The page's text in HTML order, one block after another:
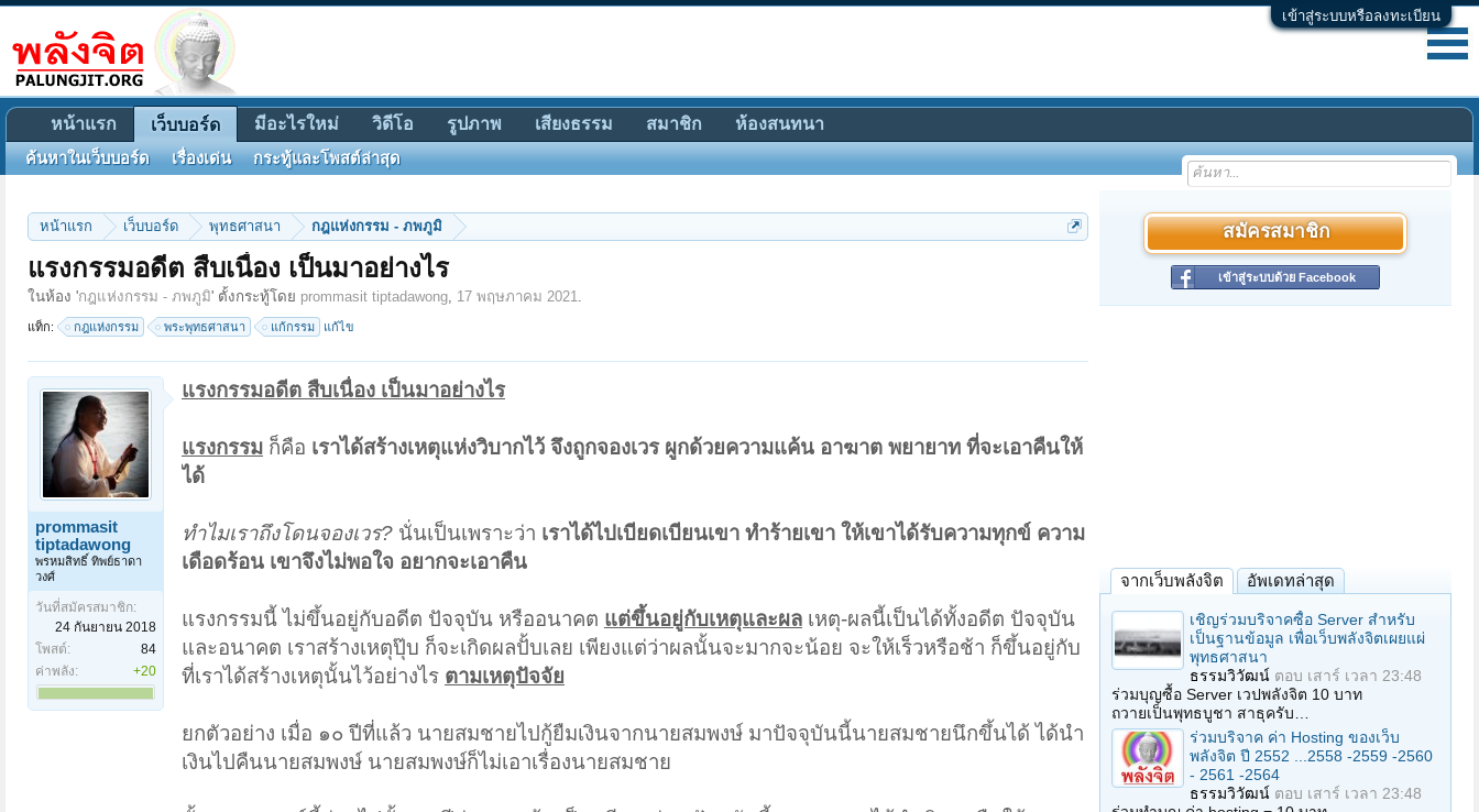
เข้าสู่ระบบหรือลงทะเบียน
หน้าแรก เว็บบอร์ด พุทธศาสนา กฎแห่งกรรม - ภพภูมิ
แรงกรรมอดีต สืบเนื่อง เป็นมาอย่างไร
ในห้อง 'กฎแห่งกรรม - ภพภูมิ' ตั้งกระทู้โดย prommasit tiptadawong, 17 พฤษภาคม 2021.
แท็ก: กฎแห่งกรรม พระพุทธศาสนา แก้กรรม แก้ไข
prommasit
tiptadawong
พรหมสิทธิ์ ทิพย์ธาดา
วงศ์
วันที่สมัครสมาชิก:
24 กันยายน 2018
โพสต์:
84
ค่าพลัง:
+20
แรงกรรมอดีต สืบเนื่อง เป็นมาอย่างไร
แรงกรรม ก็คือ เราได้สร้างเหตุแห่งวิบากไว้ จึงถูกจองเวร ผูกด้วยความแค้น อาฆาต พยายาท ที่จะเอาคืนให้
ได้
ทำไมเราถึงโดนจองเวร? นั่นเป็นเพราะว่า เราได้ไปเบียดเบียนเขา ทำร้ายเขา ให้เขาได้รับความทุกข์ ความ
เดือดร้อน เขาจึงไม่พอใจ อยากจะเอาคืน
แรงกรรมนี้ ไม่ขึ้นอยู่กับอดีต ปัจจุบัน หรืออนาคต แต่ขึ้นอยู่กับเหตุและผล เหตุ-ผลนี้เป็นได้ทั้งอดีต ปัจจุบัน
และอนาคต เราสร้างเหตุปุ๊บ ก็จะเกิดผลปั้บเลย เพียงแต่ว่าผลนั้นจะมากจะน้อย จะให้เร็วหรือช้า ก็ขึ้นอยู่กับ
ที่เราได้สร้างเหตุนั้นไว้อย่างไร ตามเหตุปัจจัย
ยกตัวอย่าง เมื่อ ๑๐ ปีที่แล้ว นายสมชายไปกู้ยืมเงินจากนายสมพงษ์ มาปัจจุบันนี้นายสมชายนึกขึ้นได้ ได้นำ
เงินไปคืนนายสมพงษ์ นายสมพงษ์ก็ไม่เอาเรื่องนายสมชาย
สมัครสมาชิก
เข้าสู่ระบบด้วย Facebook
จากเว็บพลังจิต อัพเดทล่าสุด
เชิญร่วมบริจาคซื้อ Server สำหรับ
เป็นฐานข้อมูล เพื่อเว็บพลังจิตเผยแผ่
พุทธศาสนา
ธรรมวิวัฒน์ ตอบ เสาร์ เวลา 23:48
ร่วมบุญซื้อ Server เวปพลังจิต 10 บาท
ถวายเป็นพุทธบูชา สาธุครับ…
ร่วมบริจาค ค่า Hosting ของเว็บ
พลังจิต ปี 2552 ...2558 -2559 -2560
- 2561 -2564
ธรรมวิวัฒน์ ตอบ เสาร์ เวลา 23:48
หน้าแรก เว็บบอร์ด
ค้นหาในเว็บบอร์ด เรื่องเด่น กระทู้และโพสต์ล่าสุด
มีอะไรใหม่ วิดีโอ รูปภาพ เสียงธรรม สมาชิก ห้องสนทนา